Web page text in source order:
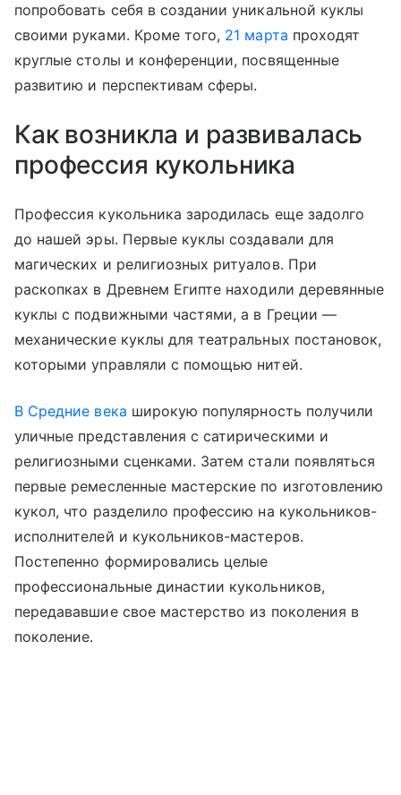
попробовать себя в создании уникальной куклы
своими руками. Кроме того, 21 марта проходят
круглые столы и конференции, посвященные
развитию и перспективам сферы.
Как возникла и развивалась
профессия кукольника
Профессия кукольника зародилась еще задолго
до нашей эры. Первые куклы создавали для
магических и религиозных ритуалов. При
раскопках в Древнем Египте находили деревянные
куклы с подвижными частями, а в Греции —
механические куклы для театральных постановок,
которыми управляли с помощью нитей.
В Средние века широкую популярность получили
уличные представления с сатирическими и
религиозными сценками. Затем стали появляться
первые ремесленные мастерские по изготовлению
кукол, что разделило профессию на кукольников-
исполнителей и кукольников-мастеров.
Постепенно формировались целые
профессиональные династии кукольников,
передававшие свое мастерство из поколения в
поколение.